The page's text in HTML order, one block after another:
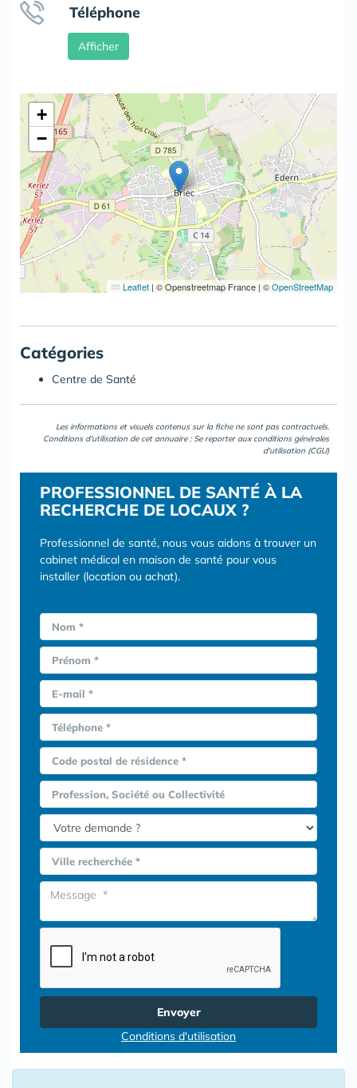
Téléphone
Afficher
+
−
Leaflet | © Openstreetmap France | ©OpenStreetMap
Catégories
Centre de Santé
Les informations et visuels contenus sur la fiche ne sont pas contractuels.
Conditions d'utilisation de cet annuaire : Se reporter aux conditions générales
d'utilisation (CGU)
PROFESSIONNEL DE SANTÉ À LA
RECHERCHE DE LOCAUX ?
Professionnel de santé, nous vous aidons à trouver un
cabinet médical en maison de santé pour vous
installer (location ou achat).
Nom *
Prénom *
E-mail *
Téléphone *
Code postal de résidence *
Profession, Société ou Collectivité
Ville recherchée *
Envoyer
Conditions d'utilisation